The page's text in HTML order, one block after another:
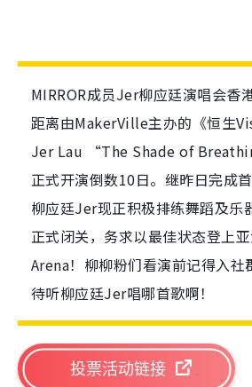
MIRROR成员Jer柳应廷演唱会香
距离由MakerVille主办的《恒生
Jer Lau “The Shade of
正式开演倒数10日。继昨日完成首
柳应廷Jer现正积极排练舞蹈及乐
正式闭关，务求以最佳状态登上
Arena！柳柳粉们看演前记得入社
待听柳应廷Jer唱哪首歌啊！
投票活动链接